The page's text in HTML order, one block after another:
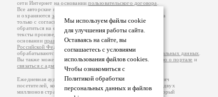
Мы используем файлы cookie
для улучшения работы сайта.
Оставаясь на сайте, вы
соглашаетесь с условиями
использования файлов cookies.
Чтобы ознакомиться с
Политикой обработки
персональных данных и файлов
сети Интернет на основаниипользовательского договора
Все авторские права на произведения принадлежат авторам
и охраняются законом
. Перепечатка произведений возможна
только с согласия его автора, к которому вы можете
обратиться на его авторской странице. Ответственность за
тексты произведений авторы несут самостоятельно на
основанииправил публикацииизаконодательства
Российской Федерации
обрабатываются на основанииПолитики обработки персональных данных
Вы также можете посмотреть более подробнуюинформацию о портале и
связаться с администрацией
Ежедневная аудитория портала Стихи.ру – порядка 200 тысяч
посетителей, которые в общей сумме просматривают более двух
миллионов страниц по данным счетчика посещаемости, который